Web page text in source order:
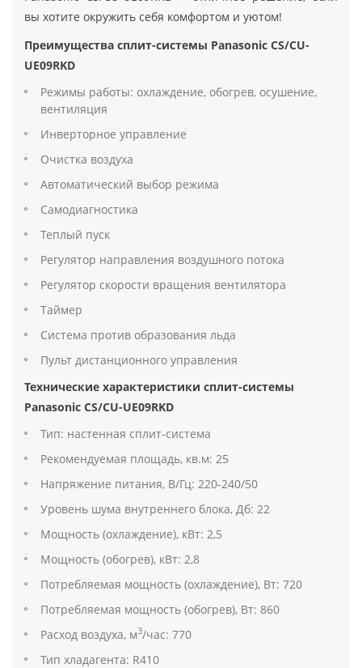
вы хотите окружить себя комфортом и уютом!
Преимущества сплит-системы Panasonic CS/CU-
UE09RKD
Режимы работы: охлаждение, обогрев, осушение,
вентиляция
Инверторное управление
Очистка воздуха
Автоматический выбор режима
Самодиагностика
Теплый пуск
Регулятор направления воздушного потока
Регулятор скорости вращения вентилятора
Таймер
Система против образования льда
Пульт дистанционного управления
Технические характеристики сплит-системы
Panasonic CS/CU-UE09RKD
Тип: настенная сплит-система
Рекомендуемая площадь, кв.м: 25
Напряжение питания, В/Гц: 220-240/50
Уровень шума внутреннего блока, Дб: 22
Мощность (охлаждение), кВт: 2,5
Мощность (обогрев), кВт: 2,8
Потребляемая мощность (охлаждение), Вт: 720
Потребляемая мощность (обогрев), Вт: 860
Расход воздуха, м3/час: 770
Тип хладагента: R410